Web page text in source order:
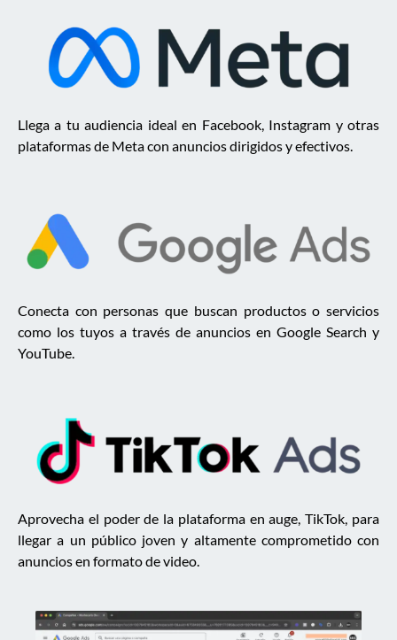
Llega a tu audiencia ideal en Facebook, Instagram y otras
plataformas de Meta con anuncios dirigidos y efectivos.
Conecta con personas que buscan productos o servicios
como los tuyos a través de anuncios en Google Search y
YouTube.
Aprovecha el poder de la plataforma en auge, TikTok, para
llegar a un público joven y altamente comprometido con
anuncios en formato de video.